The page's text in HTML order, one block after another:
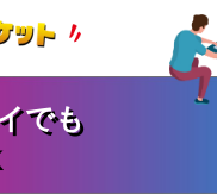
でも